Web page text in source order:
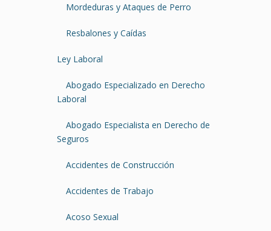
Mordeduras y Ataques de Perro
Resbalones y Caídas
Ley Laboral
Abogado Especializado en Derecho
Laboral
Abogado Especialista en Derecho de
Seguros
Accidentes de Construcción
Accidentes de Trabajo
Acoso Sexual